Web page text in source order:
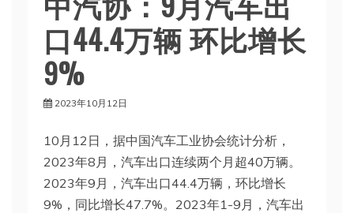
口44.4万辆 环比增长
9%
2023年10月12日
10月12日，据中国汽车工业协会统计分析，
2023年8月，汽车出口连续两个月超40万辆。
2023年9月，汽车出口44.4万辆，环比增长
9%，同比增长47.7%。2023年1-9月，汽车出